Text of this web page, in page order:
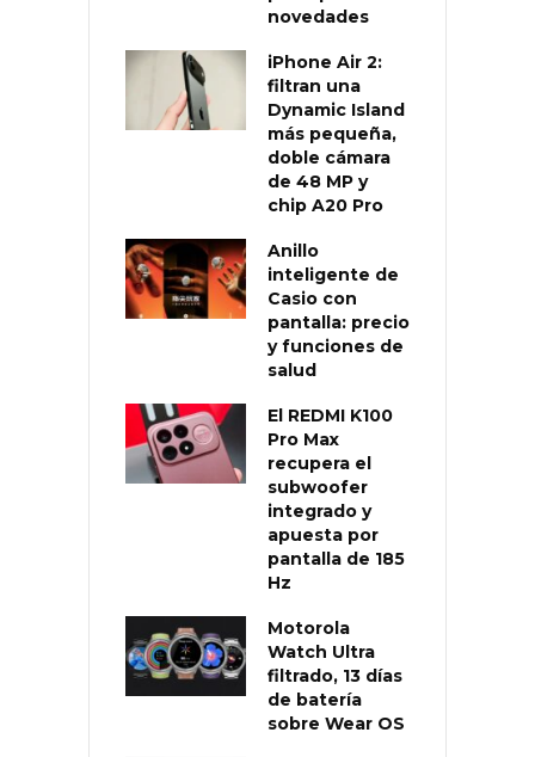
novedades
iPhone Air 2:
filtran una
Dynamic Island
más pequeña,
doble cámara
de 48 MP y
chip A20 Pro
Anillo
inteligente de
Casio con
pantalla: precio
y funciones de
salud
El REDMI K100
Pro Max
recupera el
subwoofer
integrado y
apuesta por
pantalla de 185
Hz
Motorola
Watch Ultra
filtrado, 13 días
de batería
sobre Wear OS